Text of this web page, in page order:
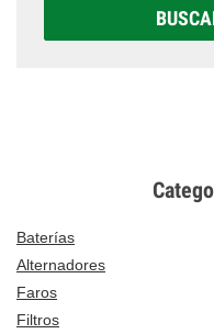
Baterías
Alternadores
Faros
Filtros